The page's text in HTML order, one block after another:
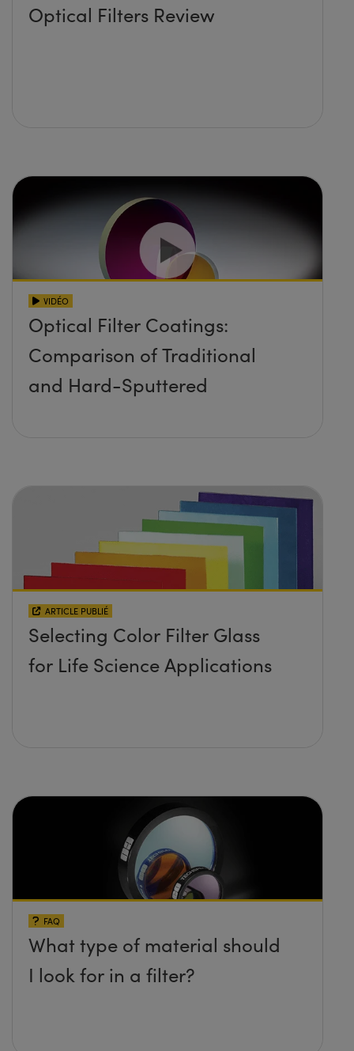
Optical Filters Review
VIDÉO
Optical Filter Coatings:
Comparison of Traditional
and Hard-Sputtered
ARTICLE PUBLIÉ
Selecting Color Filter Glass
for Life Science Applications
FAQ
What type of material should
I look for in a filter?